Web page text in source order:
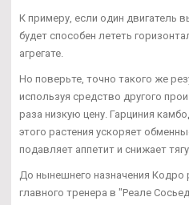
К примеру, если один двигатель
будет способен лететь
агрегате.
Но поверьте, точно такого же
используя средство другого
раза низкую цену. Гарциния
этого растения ускоряет
подавляет аппетит и снижает
До нынешнего назначения Кодро
главного тренера в "Реале